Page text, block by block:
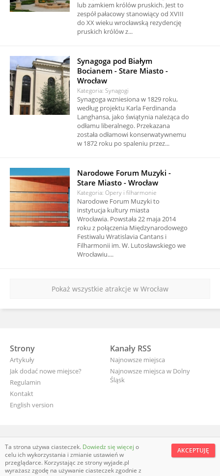
lub zamkiem królów pruskich. Jest to
zespół pałacowy stanowiący od XVIII
do XX wieku wrocławską rezydencję
pruskich królów z...
Synagoga pod Białym
Bocianem - Stare Miasto -
Wrocław
Kategoria: Synagogi
Synagoga wzniesiona w 1829 roku,
według projektu Karla Ferdinanda
Langhansa, jako świątynia należąca do
odłamu liberalnego. Przekazana
została odłamowi konserwatywnemu
w 1872 roku po spaleniu przez...
Narodowe Forum Muzyki -
Stare Miasto - Wrocław
Kategoria: Opery i filharmonie
Narodowe Forum Muzyki to
instytucja kultury miasta
Wrocławia. Powstała 22 maja 2014
roku z połączenia Międzynarodowego
Festiwalu Wratislavia Cantans i
Filharmonii im. W. Lutosławskiego we
Wrocławiu....
Pokaż wszystkie atrakcje w Wrocław
Strony
Artykuły
Jak dodać nowe miejsce?
Regulamin
Kontakt
English version
Kanały RSS
Najnowsze miejsca
Najnowsze miejsca w Dolny
Śląsk
wyjade.pl - turystyczna Polska
AKCEPTUJĘ
Ta strona używa ciasteczek. Dowiedz się więcej o
celu ich wykorzystania i zmianie ustawień w
przeglądarce. Korzystając ze strony wyjade.pl
wyrażasz zgodę na używanie ciasteczek zgodnie z